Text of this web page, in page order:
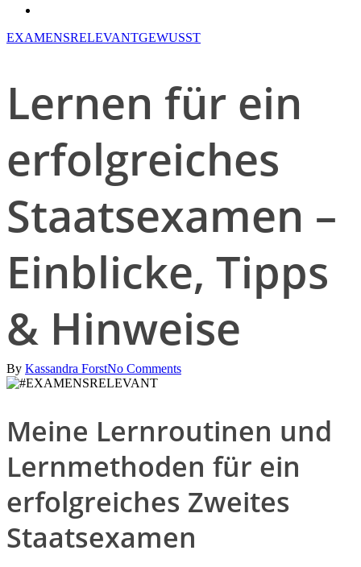
EXAMENSRELEVANTGEWUSST
Lernen für ein
erfolgreiches
Staatsexamen –
Einblicke, Tipps
& Hinweise
By Kassandra ForstNo Comments
Meine Lernroutinen und
Lernmethoden für ein
erfolgreiches Zweites
Staatsexamen